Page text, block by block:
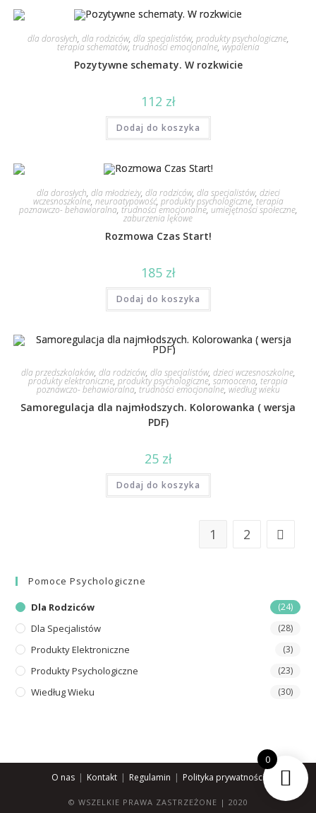
dla dorosłych, dla rodziców, dla specjalistów, produkty psychologiczne,
terapia schematów, trudności emocjonalne, wypalenia
Pozytywne schematy. W rozkwicie
112 zł
Dodaj do koszyka
dla dorosłych, dla młodzieży, dla rodziców, dla specjalistów, dzieci
wczesnoszkolne, neuroatypowość, produkty psychologiczne,terapia
poznawczo- behawioralna, trudności emocjonalne, umiejętności społeczne,
zaburzenia lękowe
Rozmowa Czas Start!
185 zł
Dodaj do koszyka
dla przedszkolaków, dla rodziców, dla specjalistów, dzieci wczesnoszkolne,
produkty elektroniczne, produkty psychologiczne, samoocena, terapia
poznawczo- behawioralna, trudności emocjonalne, wiedług wieku
Samoregulacja dla najmłodszych. Kolorowanka ( wersja
PDF)
25 zł
Dodaj do koszyka
1 2
Pomoce Psychologiczne
Dla Rodziców (24)
Dla Specjalistów (28)
Produkty Elektroniczne (3)
Produkty Psychologiczne (23)
Wiedług Wieku (30)
O nas Kontakt Regulamin Polityka prywatności
© WSZELKIE PRAWA ZASTRZEŻONE | 2020
0